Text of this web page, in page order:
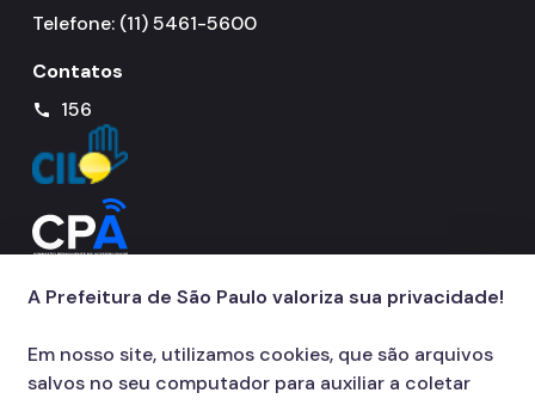
Telefone: (11) 5461-5600
Contatos
call 156
A Prefeitura de São Paulo valoriza sua privacidade!
Em nosso site, utilizamos cookies, que são arquivos
salvos no seu computador para auxiliar a coletar